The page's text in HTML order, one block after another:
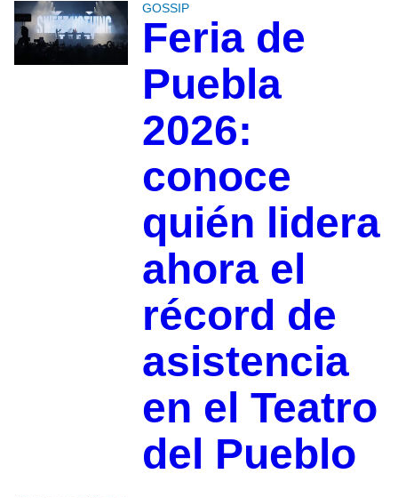
GOSSIP
Feria de
Puebla
2026:
conoce
quién lidera
ahora el
récord de
asistencia
en el Teatro
del Pueblo